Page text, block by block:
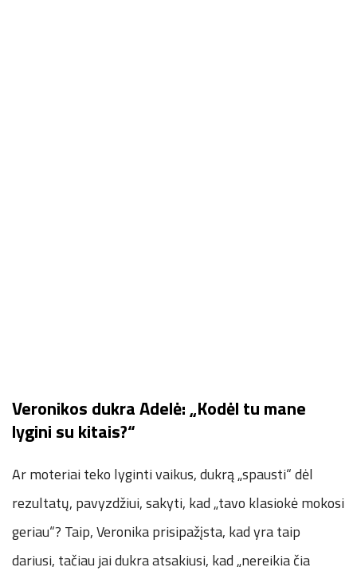
Veronikos dukra Adelė: „Kodėl tu mane
lygini su kitais?“
Ar moteriai teko lyginti vaikus, dukrą „spausti“ dėl
rezultatų, pavyzdžiui, sakyti, kad „tavo klasiokė mokosi
geriau“? Taip, Veronika prisipažįsta, kad yra taip
dariusi, tačiau jai dukra atsakiusi, kad „nereikia čia